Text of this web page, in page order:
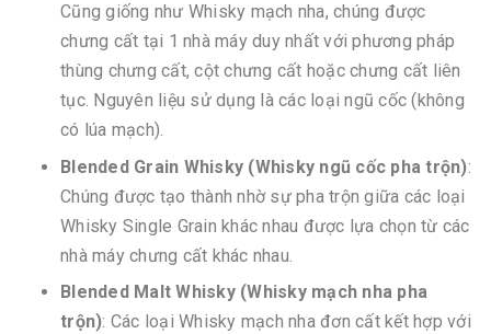
Cũng giống như Whisky mạch nha, chúng được
chưng cất tại 1 nhà máy duy nhất với phương pháp
thùng chưng cất, cột chưng cất hoặc chưng cất liên
tục. Nguyên liệu sử dụng là các loại ngũ cốc (không
có lúa mạch).
Blended Grain Whisky (Whisky ngũ cốc pha trộn):
Chúng được tạo thành nhờ sự pha trộn giữa các loại
Whisky Single Grain khác nhau được lựa chọn từ các
nhà máy chưng cất khác nhau.
Blended Malt Whisky (Whisky mạch nha pha
trộn): Các loại Whisky mạch nha đơn cất kết hợp với